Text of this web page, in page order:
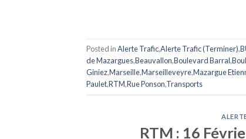
Posted inAlerte Trafic,Alerte Trafic (Terminer),
de Mazargues,Beauvallon,Boulevard Barral,
Giniez,Marseille,Marseilleveyre,Mazargue
Paulet,RTM,Rue Ponson,Transports
RTM : 16